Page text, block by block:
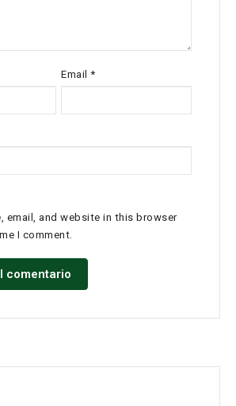
Email*
email, and website in this browser
I comment.